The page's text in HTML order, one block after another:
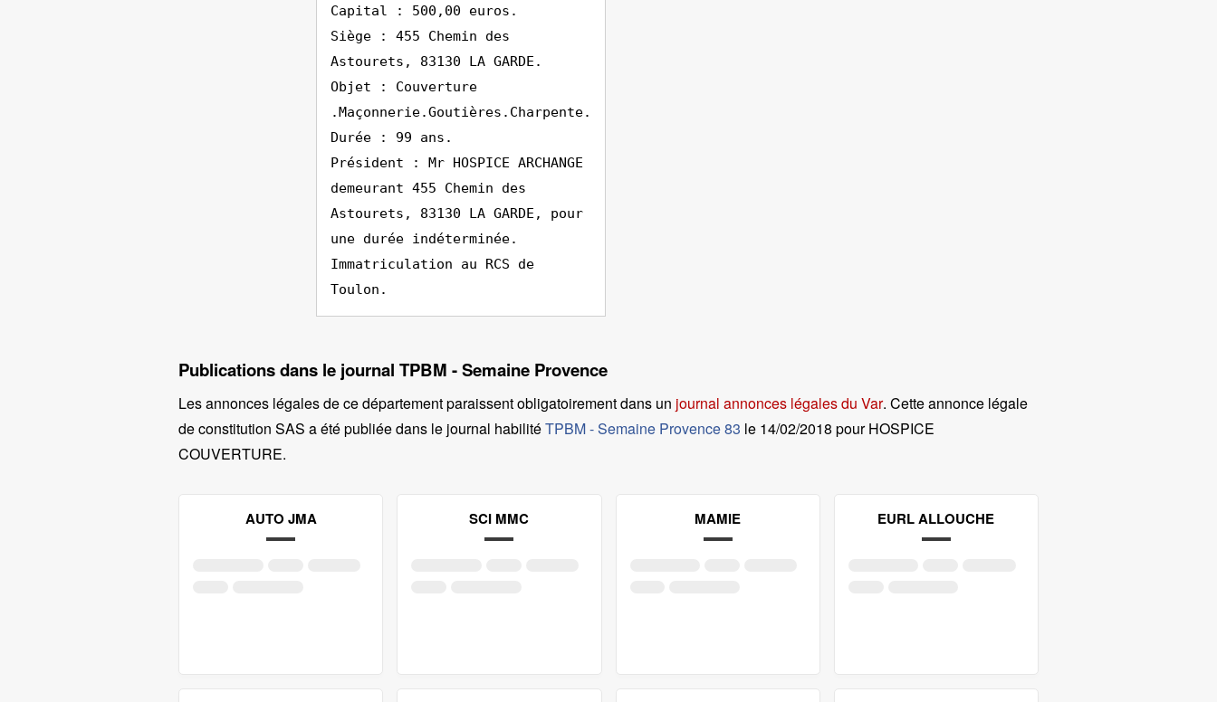
Capital : 500,00 euros.
Siège : 455 Chemin des
Astourets, 83130 LA GARDE.
Objet : Couverture
.Maçonnerie.Goutières.Charpente.
Durée : 99 ans.
Président : Mr HOSPICE ARCHANGE
demeurant 455 Chemin des
Astourets, 83130 LA GARDE, pour
une durée indéterminée.
Immatriculation au RCS de
Toulon.
Publications dans le journal TPBM - Semaine Provence
Les annonces légales de ce département paraissent obligatoirement dans un journal annonces légales du Var. Cette annonce légale
de constitution SAS a été publiée dans le journal habilitéTPBM - Semaine Provence 83 le 14/02/2018 pour HOSPICE
COUVERTURE.
AUTO JMA SCI MMC MAMIE EURL ALLOUCHE